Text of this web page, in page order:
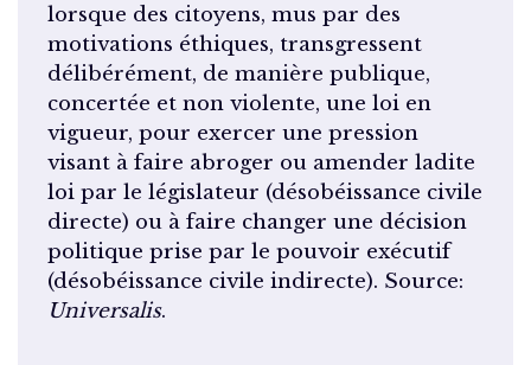
lorsque des citoyens, mus par des
motivations éthiques, transgressent
délibérément, de manière publique,
concertée et non violente, une loi en
vigueur, pour exercer une pression
visant à faire abroger ou amender ladite
loi par le législateur (désobéissance civile
directe) ou à faire changer une décision
politique prise par le pouvoir exécutif
(désobéissance civile indirecte). Source:
Universalis.